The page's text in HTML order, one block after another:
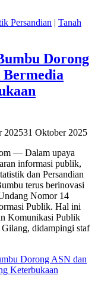
Persandian | Tanah
Dorong
202531 Oktober 2025
— Dalam upaya
informasi publik,
dan Persandian
terus berinovasi
Nomor 14
Publik. Hal ini
Komunikasi Publik
didampingi staf
Dorong ASN dan
Keterbukaan